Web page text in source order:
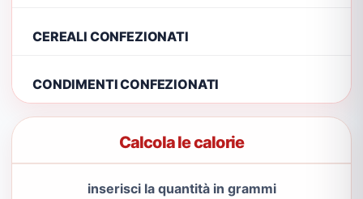
CEREALI CONFEZIONATI
CONDIMENTI CONFEZIONATI
Calcola le calorie
inserisci la quantità in grammi